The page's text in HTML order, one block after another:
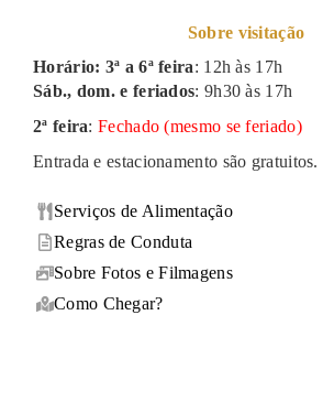
Sobre visitação
Horário: 3ª a 6ª feira: 12h às 17h
Sáb., dom. e feriados: 9h30 às 17h
2ª feira:Fechado (mesmo se feriado)
Entrada e estacionamento são gratuitos.
Serviços de Alimentação
Regras de Conduta
Sobre Fotos e Filmagens
Como Chegar?